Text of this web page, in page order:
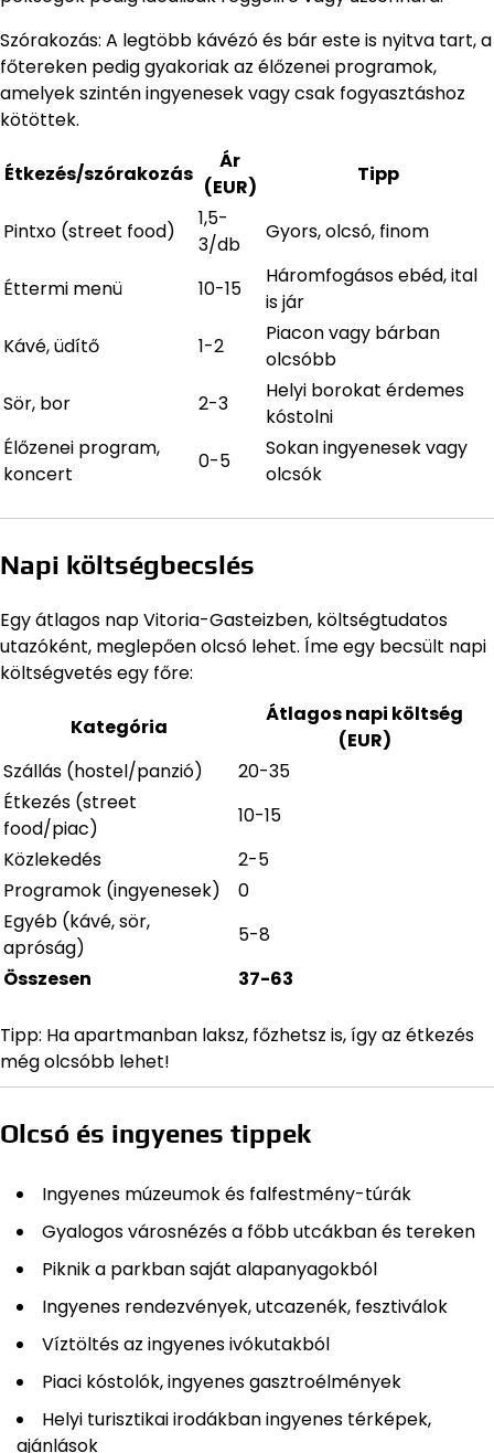
Szórakozás: A legtöbb kávézó és bár este is nyitva tart, a
főtereken pedig gyakoriak az élőzenei programok,
amelyek szintén ingyenesek vagy csak fogyasztáshoz
kötöttek.
Étkezés/szórakozás
Ár
(EUR)
Tipp
Pintxo (street food)
1,5-
3/db
Gyors, olcsó, finom
Éttermi menü 10-15
Háromfogásos ebéd, ital
is jár
Kávé, üdítő
1-2
Piacon vagy bárban
olcsóbb
Sör, bor
2-3
Helyi borokat érdemes
kóstolni
Élőzenei program,
koncert
0-5
Sokan ingyenesek vagy
olcsók
Napi költségbecslés
Egy átlagos nap Vitoria-Gasteizben, költségtudatos
utazóként, meglepően olcsó lehet. Íme egy becsült napi
költségvetés egy főre:
Kategória
Átlagos napi költség
(EUR)
Szállás (hostel/panzió)
20-35
Étkezés (street
food/piac)
10-15
Közlekedés
2-5
Programok (ingyenesek)
0
Egyéb (kávé, sör,
apróság)
5-8
Összesen
37-63
Tipp: Ha apartmanban laksz, főzhetsz is, így az étkezés
még olcsóbb lehet!
Olcsó és ingyenes tippek
Ingyenes múzeumok és falfestmény-túrák
Gyalogos városnézés a főbb utcákban és tereken
Piknik a parkban saját alapanyagokból
Ingyenes rendezvények, utcazenék, fesztiválok
Víztöltés az ingyenes ivókutakból
Piaci kóstolók, ingyenes gasztroélmények
Helyi turisztikai irodákban ingyenes térképek,
ajánlások